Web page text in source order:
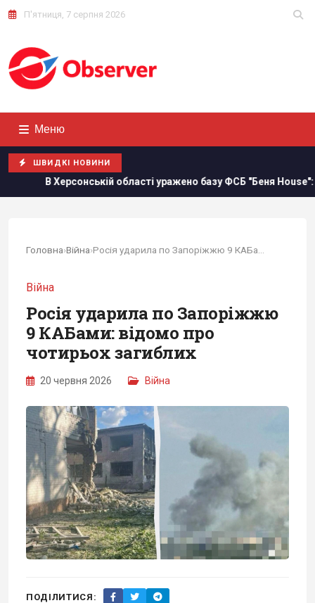
П'ятниця, 7 серпня 2026
Меню
ШВИДКІ НОВИНИ
області уражено базу ФСБ "Беня House": Мадяр
Головна›Війна›
Війна
Росія ударила по Запоріжжю
9 КАБами: відомо про
чотирьох загиблих
20 червня 2026 Війна
ПОДІЛИТИСЯ: